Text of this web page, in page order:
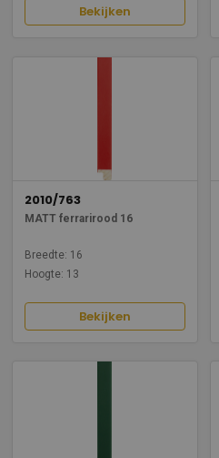
Bekijken
2010/763
MATT ferrarirood 16
Breedte: 16
Hoogte: 13
Bekijken